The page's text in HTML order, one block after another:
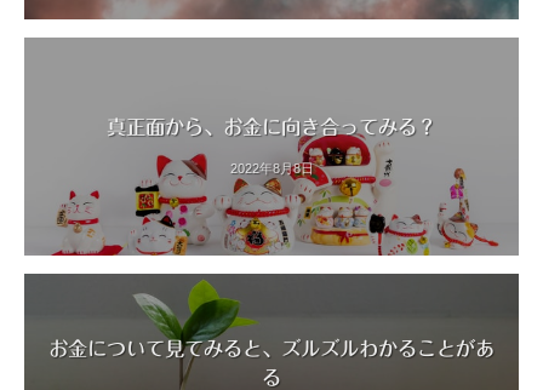
真正面から、お金に向き合ってみる？
2022年8月8日
お金について見てみると、ズルズルわかることがあ
る